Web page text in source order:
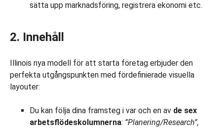
sätta upp marknadsföring, registrera ekonomi etc.
2. Innehåll
Illinois nya modell för att starta företag erbjuder den
perfekta utgångspunkten med fördefinierade visuella
layouter:
Du kan följa dina framsteg i var och en av de sex
arbetsflödeskolumnerna: ”Planering/Research”,